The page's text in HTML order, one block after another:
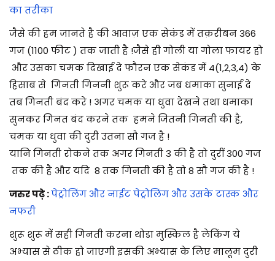
का तरीका
जैसे की हम जानते है की आवाज़ एक सेकंड में तक़रीबन 366
गज (1100 फीट ) तक जाती है !जैसे ही गोली या गोला फायर हो
और उसका चमक दिखाई दे फौरन एक सेकंड में 4(1,2,3,4) के
हिसाब से गिनती गिननी शुरू करे और जब धमाका सुनाई दे
तब गिनती बंद करे ! अगर चमक या धुवा देखने तथा धमाका
सुनकर गिनत बंद करने तक हमने जितनी गिनती की है,
चमक या धुवा की दुरी उतना सौ गज है !
यानि गिनती रोकने तक अगर गिनती 3 की है तो दुरीं 300 गज
तक की है और यदि 8 तक गिनती की है तो 8 सौ गज की है !
जरुर पढ़े :पेट्रोलिंग और नाईट पेट्रोलिंग और उसके टास्क और
नफरी
शुरू शुरू में सही गिनती करना थोडा मुस्किल है लेकिंग ये
अभ्यास से ठीक हो जाएगी इसकी अभ्यास के लिए मालूम दुरी